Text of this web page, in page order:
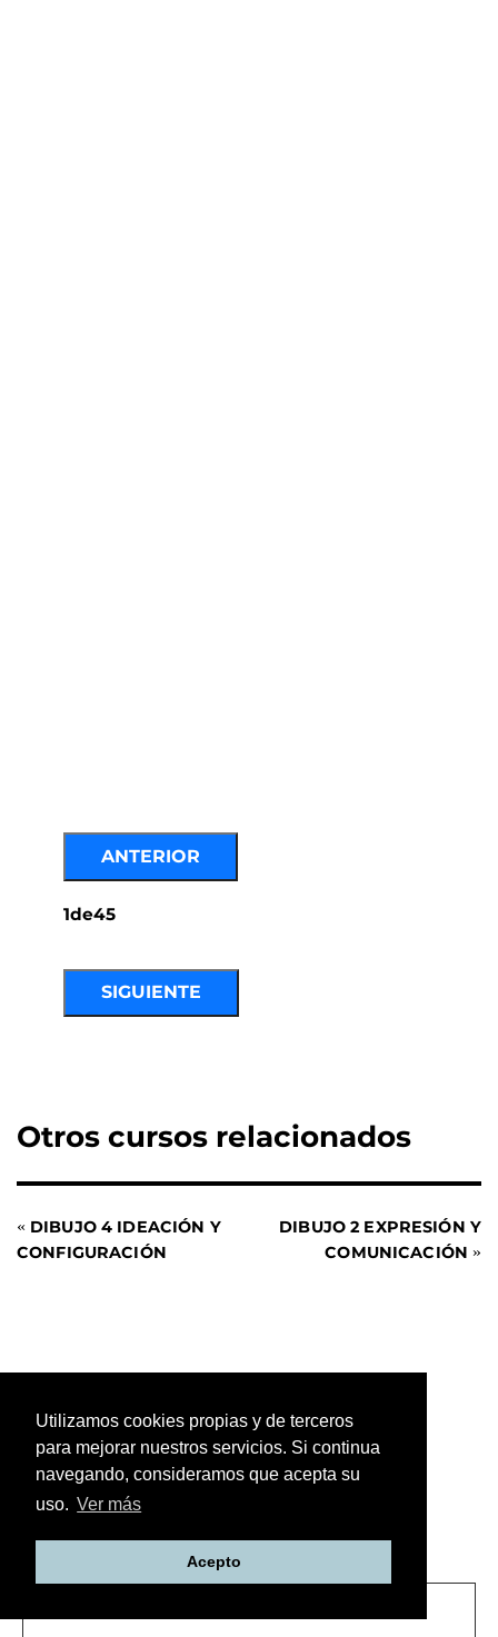
Utilizamos cookies propias y de terceros
para mejorar nuestros servicios. Si continua
navegando, consideramos que acepta su
uso. Ver más
Acepto
ANTERIOR
1de45
SIGUIENTE
Otros cursos relacionados
« DIBUJO 4 IDEACIÓN Y
CONFIGURACIÓN
DIBUJO 2 EXPRESIÓN Y
COMUNICACIÓN »
Suscríbete para recibir nuestras novedades.